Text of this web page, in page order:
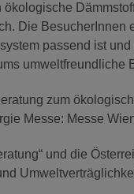
ökologische
Die BesucherInnen
passend ist
umweltfreundliche
zum
Messe: Messe
und die